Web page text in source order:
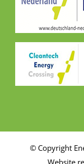
© Copyright
Website